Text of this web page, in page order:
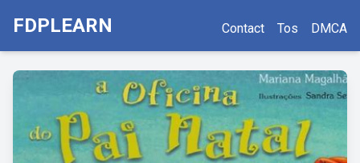
FDPLEARN Contact Tos DMCA